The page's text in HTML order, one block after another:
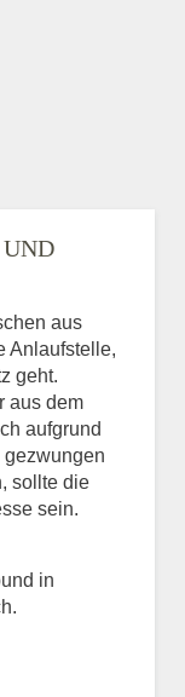
aus
Anlaufstelle,
geht.
aus dem
aufgrund
gezwungen
sollte die
sein.
in